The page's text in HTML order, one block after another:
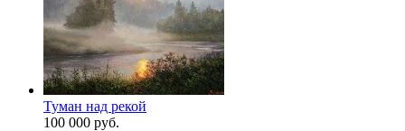
Туман над рекой
100 000 руб.